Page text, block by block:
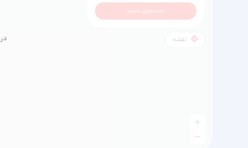
جستجوی مسیر
نقشه